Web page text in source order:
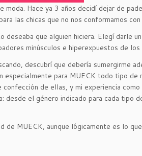
Hace ya 3 años decidí dejar de
las chicas que no nos conformamos
que alguien hiciera. Elegí darle
minúsculos e hiperexpuestos de
descubrí que debería sumergirme
especialmente para MUECK todo tipo
de ellas, y mi experiencia como
el género indicado para cada tipo
MUECK, aunque lógicamente es lo